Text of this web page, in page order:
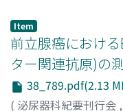
Item
前立腺癌におけ
ター関連抗原)の
38_789.pdf(2.13
( 泌尿器科紀要刊行会 ,